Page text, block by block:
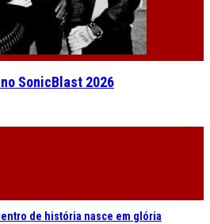
SonicBlast 2026
de história nasce em glória